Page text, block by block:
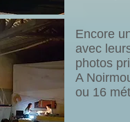
Encore
avec
photos
A
ou 16